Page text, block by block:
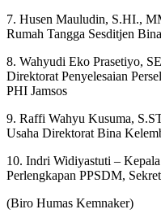
7. Husen Mauludin, S.HI.,
Rumah Tangga Sesditjen
8. Wahyudi Eko Prasetiyo,
Direktorat Penyelesaian
PHI Jamsos
9. Raffi Wahyu Kusuma,
Usaha Direktorat Bina
10. Indri Widiyastuti –
Perlengkapan PPSDM,
(Biro Humas Kemnaker)